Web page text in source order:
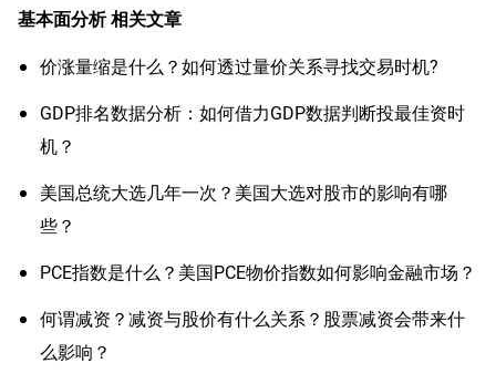
基本面分析相关文章
价涨量缩是什么？如何透过量价关系寻找交易时机?
GDP排名数据分析：如何借力GDP数据判断投最佳资时
机？
美国总统大选几年一次？美国大选对股市的影响有哪
些？
PCE指数是什么？美国PCE物价指数如何影响金融市场？
何谓减资？减资与股价有什么关系？股票减资会带来什
么影响？